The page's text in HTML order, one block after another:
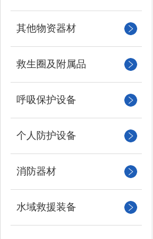
其他物资器材
救生圈及附属品
呼吸保护设备
个人防护设备
消防器材
水域救援装备